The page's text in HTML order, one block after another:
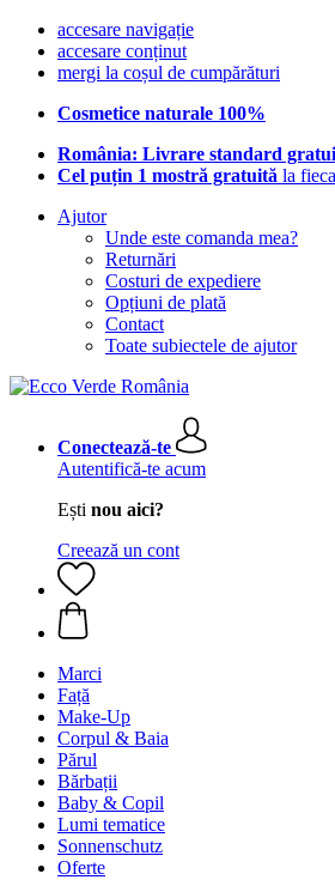
accesare navigație
accesare conținut
mergi la coșul de cumpărături
Cosmetice naturale 100%
România: Livrare standard
Cel puțin 1 mostră gratuită la
Ajutor
Unde este comanda mea?
Returnări
Costuri de expediere
Opțiuni de plată
Contact
Toate subiectele de ajutor
Conectează-te
Autentifică-te acum
Ești nou aici?
Creează un cont
Marci
Față
Make-Up
Corpul & Baia
Părul
Bărbații
Baby & Copil
Lumi tematice
Sonnenschutz
Oferte